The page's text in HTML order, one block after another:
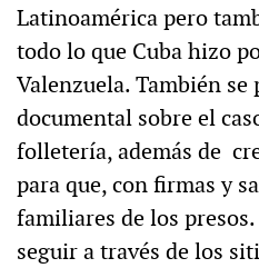
Latinoamérica pero
todo lo que Cuba hizo
Valenzuela. También se
documental sobre el
folletería, además de
para que, con firmas y
familiares de los presos.
seguir a través de los